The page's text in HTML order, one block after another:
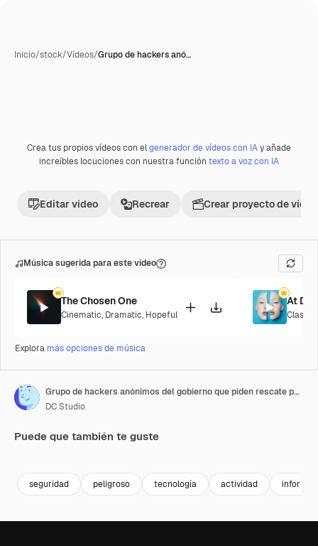
Inicio/stock/Vídeos/Grupo de hackers anó…
Premium
Crea tus propios vídeos con elgenerador de vídeos con IAy añade
increíbles locuciones con nuestra función texto a voz con IA
Editar vídeo Recrear Crear proyecto de vídeo
Música sugerida para este vídeo
The Chosen One
Cinematic, Dramatic, Hopeful
At
Explora más opciones de música
Grupo de hackers anónimos del gobierno que piden rescate por secretos de estado
DC Studio
Puede que también te guste
seguridad peligroso tecnología actividad